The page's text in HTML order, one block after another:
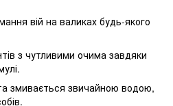
вій на валиках будь-якого
з чутливими очима завдяки
змивається звичайною водою,